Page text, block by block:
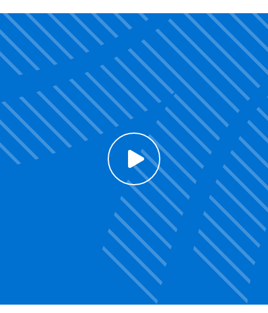
Voir la vidéo
Click to enable Youtube cookies and see content